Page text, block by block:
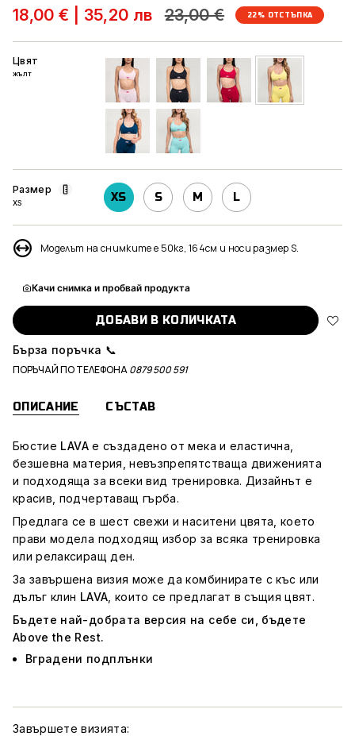
18,00 € 35,20 лв Редовна
23,00 € 22% ОТСТЪПКА
Цвят
жълт
светло-
розов
черен жълт
син
Размер
XS XS S M L
Моделът на снимките е 50кг, 164см и носи размер S.
Качи снимка и пробвай продукта
ДОБАВИ В КОЛИЧКАТА
Бърза поръчка 📞
ПОРЪЧАЙ ПО ТЕЛЕФОНА0879 500 591
ОПИСАНИЕ СЪСТАВ
Бюстие LAVAе създадено от мека и еластична,
безшевна материя, невъзпрепятстваща движенията
и подходяща за всеки вид тренировка. Дизайнът е
красив, подчертаващ гърба.
Предлага се в шест свежи и наситени цвята, което
прави модела подходящ избор за всяка тренировка
или релаксиращ ден.
За завършена визия може да комбинирате с къс или
дълъг клин LAVA , които се предлагат в същия цвят.
Бъдете най-добрата версия на себе си, бъдете
Above the Rest.
Вградени подплънки
Завършете визията: